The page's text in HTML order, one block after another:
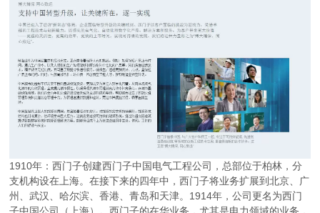
1910年：西门子创建西门子中国电气工程公司，总部位于柏林，分
支机构设在上海。在接下来的四年中，西门子将业务扩展到北京、广
州、武汉、哈尔滨、香港、青岛和天津。1914年，公司更名为西门